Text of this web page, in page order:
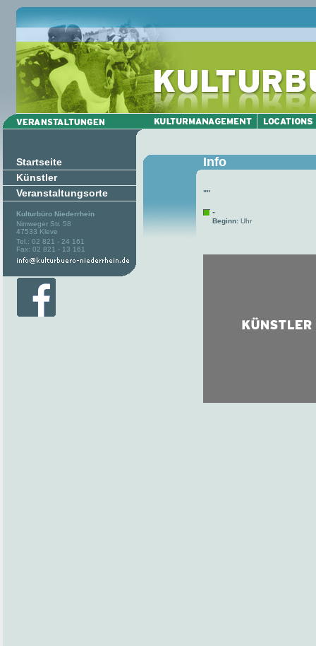
Startseite
Künstler
Veranstaltungsorte
Kulturbüro Niederrhein
Nimweger Str. 58
47533 Kleve
Tel.: 02 821 - 24 161
Fax: 02 821 - 13 161
Info
""
-
Beginn: Uhr